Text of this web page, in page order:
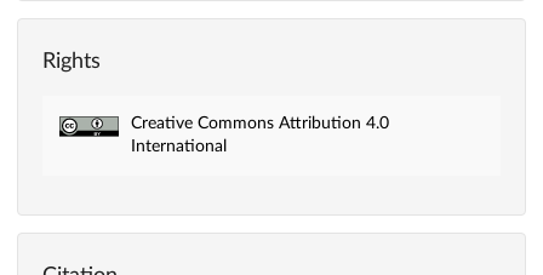
Rights
Creative Commons Attribution 4.0
International